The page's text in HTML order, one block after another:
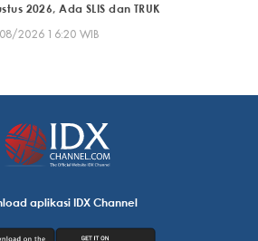
2026, Ada SLIS dan TRUK
2026 16:20 WIB
aplikasi IDX Channel